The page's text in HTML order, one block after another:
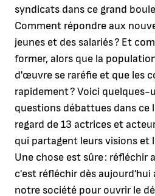
syndicats dans ce grand
Comment répondre aux
jeunes et des salariés ? Et
former, alors que la
d'œuvre se raréfie et que les
rapidement ? Voici quelques-
questions débattues dans ce
regard de 13 actrices et
qui partagent leurs visions et
Une chose est sûre : réfléchir
c'est réfléchir dès
notre société pour ouvrir le